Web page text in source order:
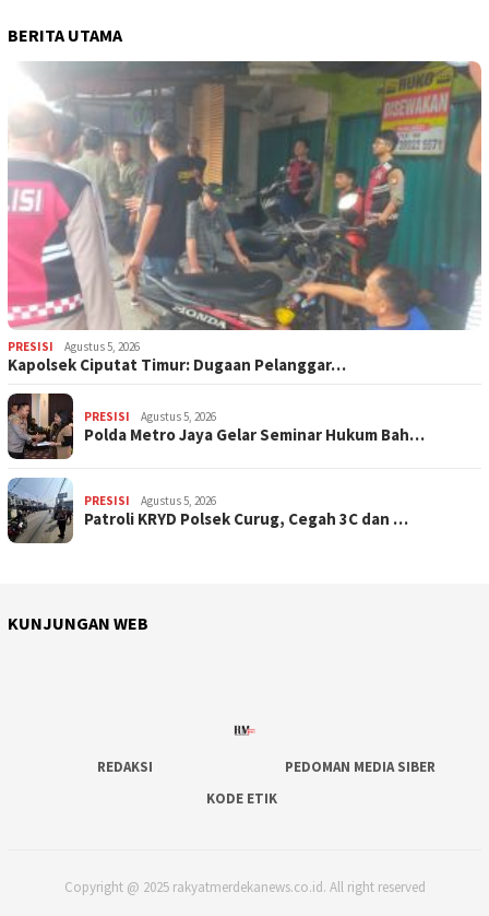
BERITA UTAMA
PRESISI Agustus 5, 2026
Kapolsek Ciputat Timur: Dugaan Pelanggar…
PRESISI Agustus 5, 2026
Polda Metro Jaya Gelar Seminar Hukum Bah…
PRESISI Agustus 5, 2026
Patroli KRYD Polsek Curug, Cegah 3C dan …
KUNJUNGAN WEB
REDAKSI
PEDOMAN MEDIA SIBER
KODE ETIK
Copyright @ 2025 rakyatmerdekanews.co.id. All right reserved